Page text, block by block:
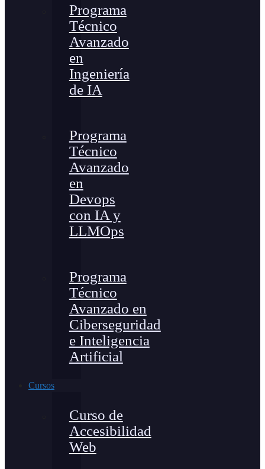
Programa
Técnico
Avanzado
en
Ingeniería
de IA
Programa
Técnico
Avanzado
en
Devops
con IA y
LLMOps
Programa
Técnico
Avanzado en
Ciberseguridad
e Inteligencia
Artificial
Cursos
Curso de
Accesibilidad
Web